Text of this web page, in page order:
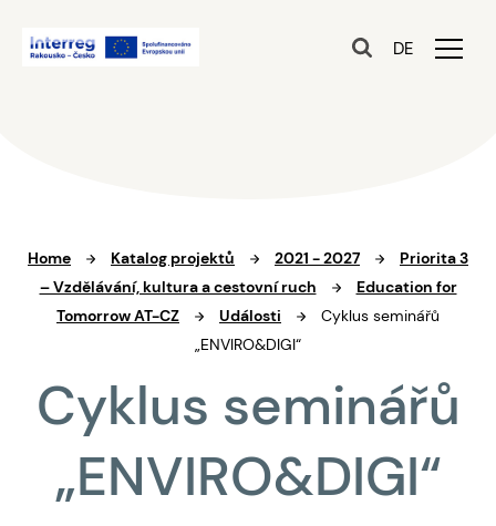
DE
Home Katalog projektů 2021 - 2027
Priorita 3
– Vzdělávání, kultura a cestovní ruch
Education for
Tomorrow AT-CZ
Události
Cyklus seminářů
„ENVIRO&DIGI“
Cyklus seminářů
„ENVIRO&DIGI“